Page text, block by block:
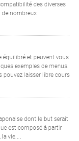
des diverses
de nombreux
équilibré et peuvent vous
exemples de menus.
pouvez laisser libre cours
dont le but serait
est composé à partir
vie....